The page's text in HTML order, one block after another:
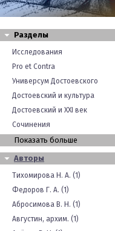
Разделы
Исследования
Pro et Contra
Универсум Достоевского
Достоевский и культура
Достоевский и XXI век
Сочинения
Показать больше
Авторы
Тихомирова Н. А. (1)
Федоров Г. А. (1)
Абросимова В. Н. (1)
Августин, архим. (1)